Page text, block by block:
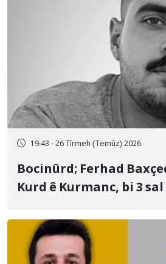
19:43 - 26 Tîrmeh (Temûz) 2026
Bocinûrd; Ferhad
Kurd ê Kurmanc, bi 3